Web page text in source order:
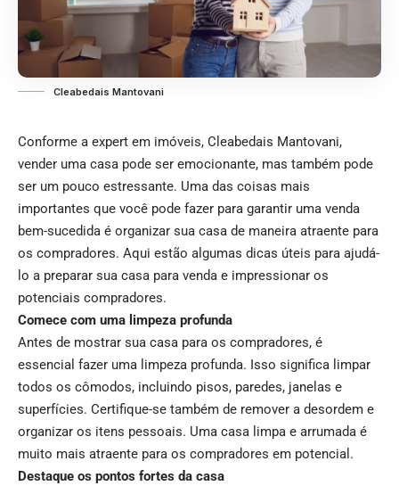
Cleabedais Mantovani
Conforme a expert em imóveis, Cleabedais Mantovani,
vender uma casa pode ser emocionante, mas também pode
ser um pouco estressante. Uma das coisas mais
importantes que você pode fazer para garantir uma venda
bem-sucedida é organizar sua casa de maneira atraente para
os compradores. Aqui estão algumas dicas úteis para ajudá-
lo a preparar sua casa para venda e impressionar os
potenciais compradores.
Comece com uma limpeza profunda
Antes de mostrar sua casa para os compradores, é
essencial fazer uma limpeza profunda. Isso significa limpar
todos os cômodos, incluindo pisos, paredes, janelas e
superfícies. Certifique-se também de remover a desordem e
organizar os itens pessoais. Uma casa limpa e arrumada é
muito mais atraente para os compradores em potencial.
Destaque os pontos fortes da casa